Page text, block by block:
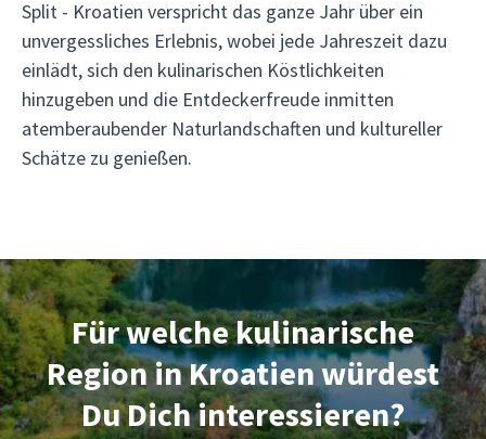
Split - Kroatien verspricht das ganze Jahr über ein
unvergessliches Erlebnis, wobei jede Jahreszeit dazu
einlädt, sich den kulinarischen Köstlichkeiten
hinzugeben und die Entdeckerfreude inmitten
atemberaubender Naturlandschaften und kultureller
Schätze zu genießen.
Für welche kulinarische
Region in Kroatien würdest
Du Dich interessieren?